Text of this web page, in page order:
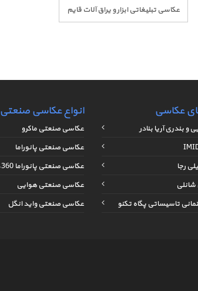
عکاسی تبلیغاتی ابزار و یراق آلات قایم
عکاسی
بندری آریا بنادر
رجا
شانلی
تاسیساتی پگاه تکنو
انواع عکاسی صنعتی
عکاسی صنعتی ماکرو
عکاسی صنعتی پانوراما
عکاسی صنعتی پانوراما 360 درجه
عکاسی صنعتی هوایی
عکاسی صنعتی واید انگل